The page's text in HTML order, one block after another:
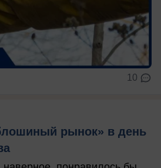
10
рынок» в день